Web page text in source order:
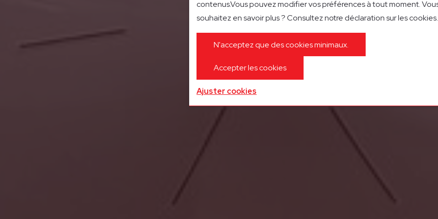
contenus.Vous pouvez modifier vos préférences à tout moment.
souhaitez en savoir plus ? Consultez notre déclaration sur les cookies.
N'acceptez que des cookies minimaux.
Accepter les cookies
Ajuster cookies